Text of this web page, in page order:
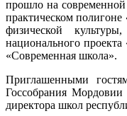
прошло на современной
практическом полигоне
физической
национального проекта
«Современная школа».
Приглашенными
Госсобрания
директора школ